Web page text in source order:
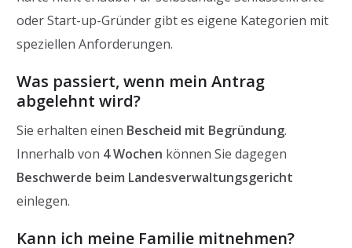
oder Start-up-Gründer gibt es eigene Kategorien mit
speziellen Anforderungen.
Was passiert, wenn mein Antrag
abgelehnt wird?
Sie erhalten einen Bescheid mit Begründung.
Innerhalb von 4 Wochen können Sie dagegen
Beschwerde beim Landesverwaltungsgericht
einlegen.
Kann ich meine Familie mitnehmen?